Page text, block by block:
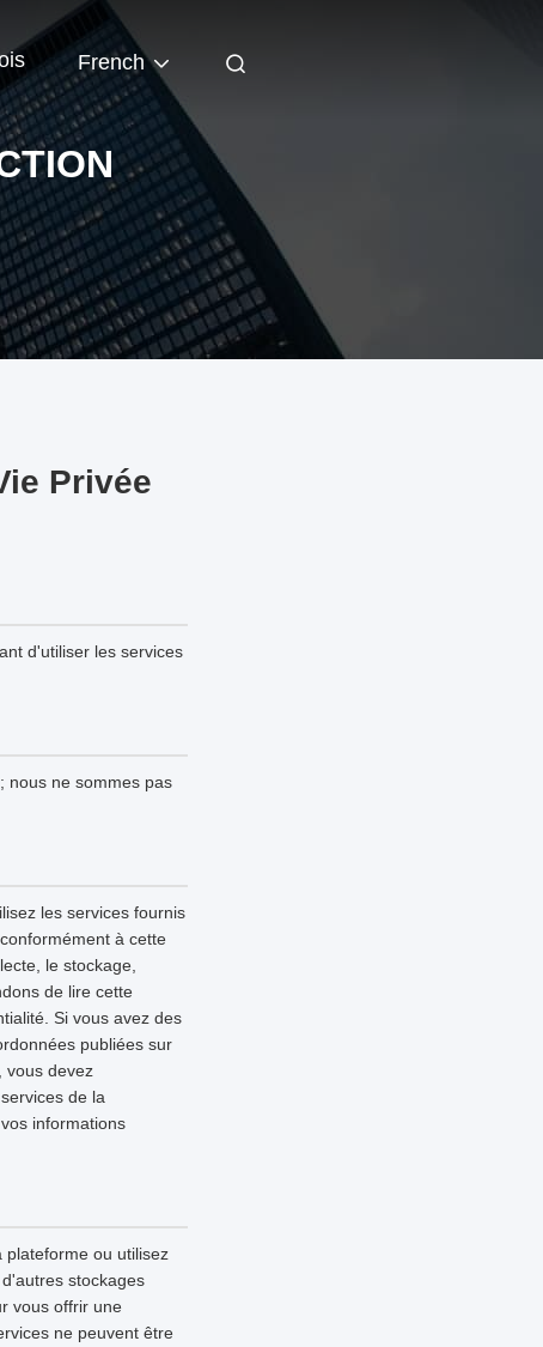
French
Privée
d'utiliser les services
nous ne sommes pas
les services fournis
à cette
le stockage,
de lire cette
Si vous avez des
publiées sur
vous devez
de la
informations
plateforme ou utilisez
stockages
vous offrir une
ne peuvent être